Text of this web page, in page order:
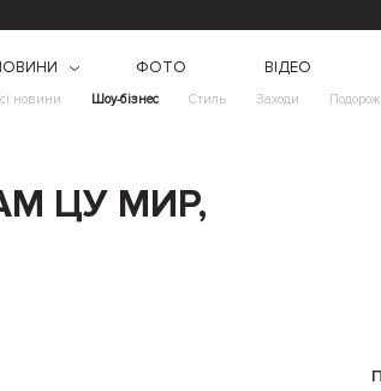
новини Шоу-бізнес Стиль Заходи Подорожі
ФОТО ВІДЕО
ЦУ МИР,